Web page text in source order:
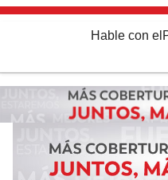
Hable con el